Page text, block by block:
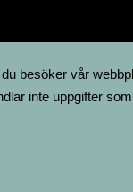
besöker vår
inte uppgifter